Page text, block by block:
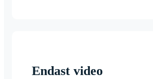
Endast video